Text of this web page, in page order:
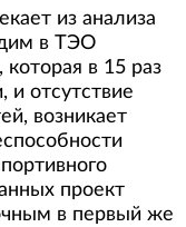
из анализа
в ТЭО
в 15 раз
отсутствие
возникает
проект
в первый же